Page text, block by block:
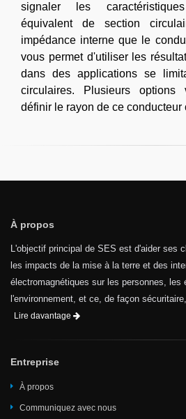
signaler les
équivalent de section
impédance interne que le
vous permet d'utiliser les
dans des applications se
circulaires. Plusieurs options
définir le rayon de ce
À propos
L'objectif principal de SES est d'aider ses
les impacts de la mise à la terre et des
électromagnétiques sur les personnes, les
l'environnement, et ce, de façon
Lire davantage
Entreprise
À propos
Communiquez avec nous